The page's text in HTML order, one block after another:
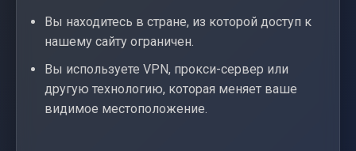
Вы находитесь в стране, из которой доступ к
нашему сайту ограничен.
Вы используете VPN, прокси-сервер или
другую технологию, которая меняет ваше
видимое местоположение.